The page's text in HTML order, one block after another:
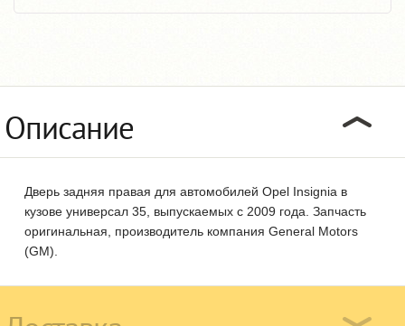
Описание
Дверь задняя правая для автомобилей Opel Insignia в
кузове универсал 35, выпускаемых с 2009 года. Запчасть
оригинальная, производитель компания General Motors
(GM).